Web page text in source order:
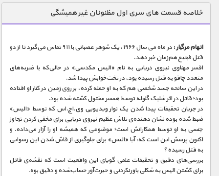
دنیای خوراکی ها
زمین شناسی / محیط زیست
سرگرمی
شناخت کودکان
طبیعت
علم و فناوری
فرهنگ / هنر
کیهان / نجوم
گردشگری
خلاصه قسمت های سری اول مظنونان غیر همیشگی
اتهام مرگبار :
در ماه می سال ۱۹۶۶، یک شوهر عصبانی با ۹۱۱ تماس می‌گیرد تا از دو
قتل فجیع هم‌زمان خبر دهد.
افسر مهناوی نیروی دریایی به نام «الیس مکدسی» در حالی‌که با ضربه‌های
متعدد چاقو به قتل رسیده بود، در تخت‌خوابش پیدا شد.
در این سانحه جسد شخصی هم که به او حمله کرده، بر روی زمین در کنار او افتاده
بود؛ قاتل در اثر شلیک گلوله توسط همسر مقتول کشته شده بود.
در جریان تحقیقات پیدا شدن یک نوار ویدیویی وی.اچ.اس که توسط «الیس»
ضبط شده بوده نشان دهنده‌ی تلاش عظیم نیروی دریایی برای مخفی کردن تجاوز
جنسی به او توسط همکارانش است؛ موضوعی که همیشه او را آزار می‌داده. و
اکنون پرسش این است که: آیا «الیس» برای جلوگیری از فاش شدن این رسوایی
به قتل رسیده؟
بررسی‌های دقیق و تحقیقات علمی گویای این واقعیت است که نقشه‌ی قاتل
برای کشتن الیس به شکلی باورنکردنی و حیرت‌آور حساب‌شده و دقیق بوه.